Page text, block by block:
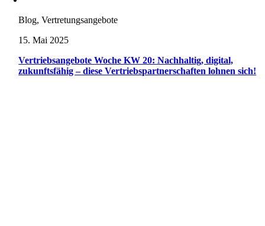
Blog, Vertretungsangebote
15. Mai 2025
Vertriebsangebote Woche KW 20: Nachhaltig, digital,
zukunftsfähig – diese Vertriebspartnerschaften lohnen sich!